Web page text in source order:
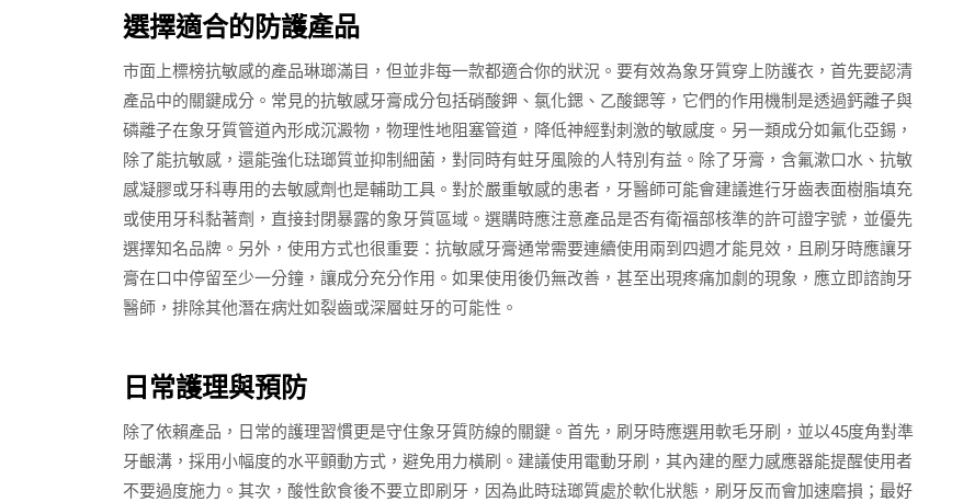
選擇適合的防護產品
市面上標榜抗敏感的產品琳瑯滿目，但並非每一款都適合你的狀況。要有效為象牙質穿上防護衣，首先要認清
產品中的關鍵成分。常見的抗敏感牙膏成分包括硝酸鉀、氯化鍶、乙酸鍶等，它們的作用機制是透過鈣離子與
磷離子在象牙質管道內形成沉澱物，物理性地阻塞管道，降低神經對刺激的敏感度。另一類成分如氟化亞錫，
除了能抗敏感，還能強化琺瑯質並抑制細菌，對同時有蛀牙風險的人特別有益。除了牙膏，含氟漱口水、抗敏
感凝膠或牙科專用的去敏感劑也是輔助工具。對於嚴重敏感的患者，牙醫師可能會建議進行牙齒表面樹脂填充
或使用牙科黏著劑，直接封閉暴露的象牙質區域。選購時應注意產品是否有衛福部核準的許可證字號，並優先
選擇知名品牌。另外，使用方式也很重要：抗敏感牙膏通常需要連續使用兩到四週才能見效，且刷牙時應讓牙
膏在口中停留至少一分鐘，讓成分充分作用。如果使用後仍無改善，甚至出現疼痛加劇的現象，應立即諮詢牙
醫師，排除其他潛在病灶如裂齒或深層蛀牙的可能性。
日常護理與預防
除了依賴產品，日常的護理習慣更是守住象牙質防線的關鍵。首先，刷牙時應選用軟毛牙刷，並以45度角對準
牙齦溝，採用小幅度的水平顫動方式，避免用力橫刷。建議使用電動牙刷，其內建的壓力感應器能提醒使用者
不要過度施力。其次，酸性飲食後不要立即刷牙，因為此時琺瑯質處於軟化狀態，刷牙反而會加速磨損；最好